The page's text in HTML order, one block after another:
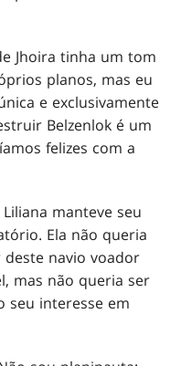
Jhoira tinha um tom
planos, mas eu
e exclusivamente
Belzenlok é um
felizes com a
manteve seu
Ela não queria
navio voador
mas não queria ser
seu interesse em